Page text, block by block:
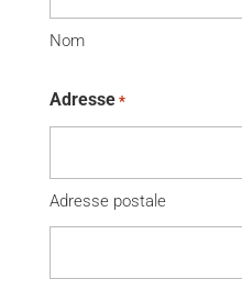
Nom
Adresse *
Adresse postale